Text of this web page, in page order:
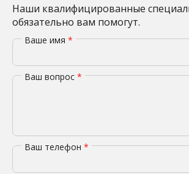
Наши квалифицированные
обязательно вам помогут.
Ваше имя *
Ваш вопрос *
Ваш телефон *